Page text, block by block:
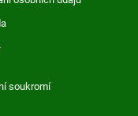
soukromí